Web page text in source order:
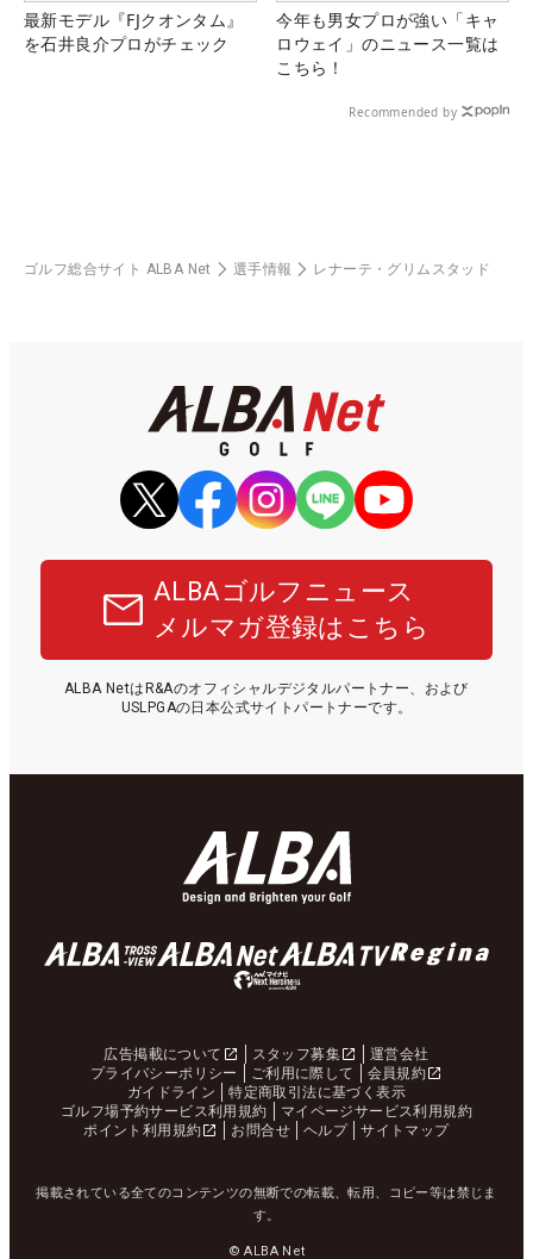
最新モデル『FJクオンタム』
を石井良介プロがチェック
今年も男女プロが強い「キャ
ロウェイ」のニュース一覧は
こちら！
Recommended by
ゴルフ総合サイト ALBA Net 選手情報 レナーテ・グリムスタッド
ALBAゴルフニュース
メルマガ登録はこちら
ALBA NetはR&Aのオフィシャルデジタルパートナー、および
USLPGAの日本公式サイトパートナーです。
広告掲載について スタッフ募集
運営会社
プライバシーポリシー
ご利用に際して
会員規約
ガイドライン
特定商取引法に基づく表示
ゴルフ場予約サービス利用規約
マイページサービス利用規約
ポイント利用規約
お問合せ ヘルプ サイトマップ
掲載されている全てのコンテンツの無断での転載、転用、コピー等は禁じま
す。
© ALBA Net